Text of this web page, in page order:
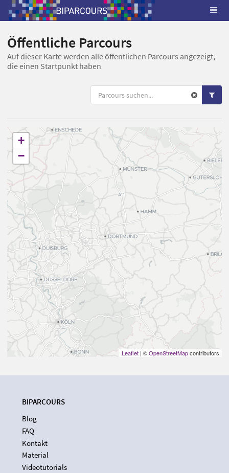
Öffentliche Parcours
Auf dieser Karte werden alle öffentlichen Parcours angezeigt,
die einen Startpunkt haben
+
−
Leaflet | ©OpenStreetMapcontributors
BIPARCOURS
Blog
FAQ
Kontakt
Material
Videotutorials